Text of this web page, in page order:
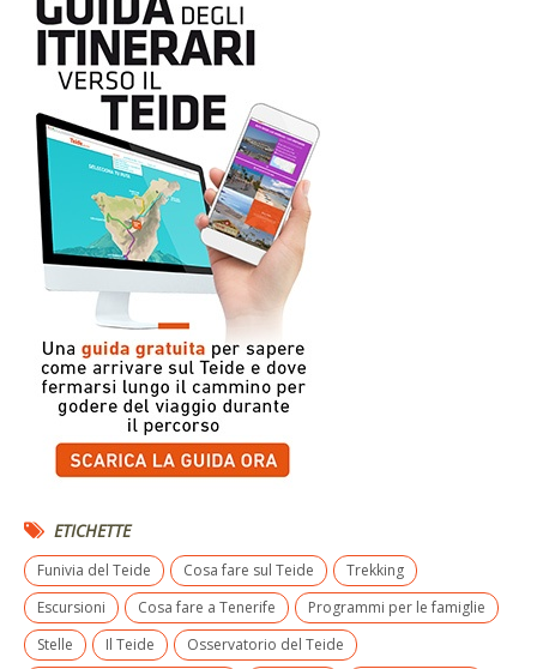
ETICHETTE
Funivia del Teide Cosa fare sul Teide
Trekking
Escursioni
Cosa fare a Tenerife
Programmi per le famiglie
Stelle
Il Teide
Osservatorio del Teide